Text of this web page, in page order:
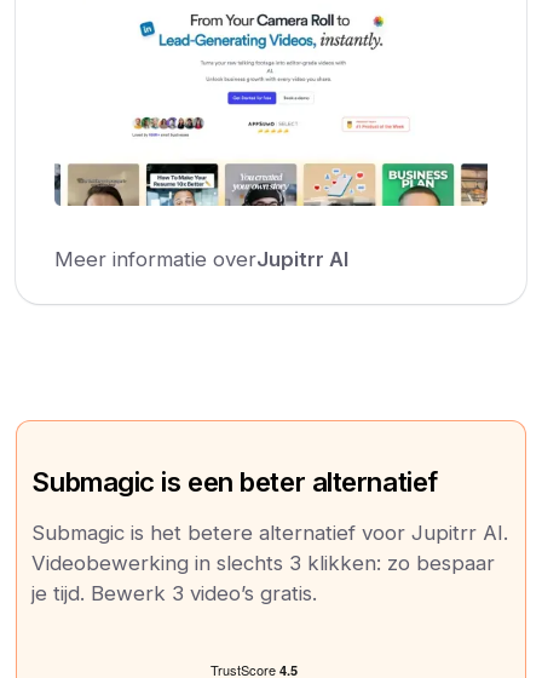
Meer informatie overJupitrr AI
Submagic is een beter alternatief
Submagic is het betere alternatief voor Jupitrr AI.
Videobewerking in slechts 3 klikken: zo bespaar
je tijd. Bewerk 3 video’s gratis.